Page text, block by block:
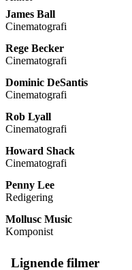
James Ball
Cinematografi
Rege Becker
Cinematografi
Dominic DeSantis
Cinematografi
Rob Lyall
Cinematografi
Howard Shack
Cinematografi
Penny Lee
Redigering
Mollusc Music
Komponist
Lignende filmer